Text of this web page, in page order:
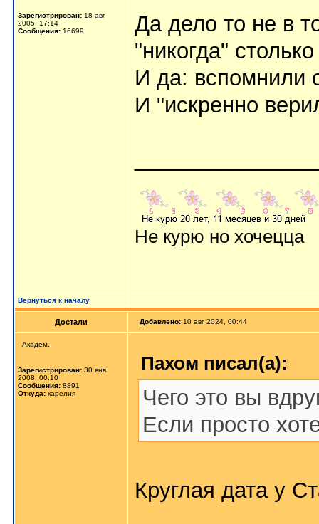
Зарегистрирован: 18 авг
2005, 17:14
Сообщения: 16699
Да дело то не в
"никогда"
И да: вспомнили
И "искренно
Не курю но хочецца
Вернуться к началу
Достали Добавлено: 10 авг 2024, 00:44
Академ.
Зарегистрирован: 30 янв
2008, 00:10
Сообщения: 8891
Откуда: карелия
Пахом писал(а):
Чего это вы
Если просто
Круглая дата у